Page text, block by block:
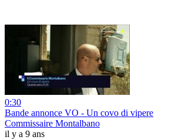
0:30
Bande annonce VO - Un covo di vipere
Commissaire Montalbano
il y a 9 ans